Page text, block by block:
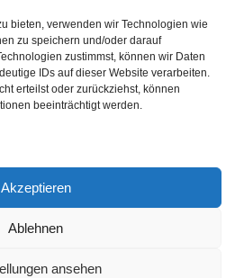
bieten, verwenden wir Technologien wie
zu speichern und/oder darauf
zustimmst, können wir Daten
IDs auf dieser Website verarbeiten.
erteilst oder zurückziehst, können
beeinträchtigt werden.
Akzeptieren
Ablehnen
ansehen
Refresh
Themes.